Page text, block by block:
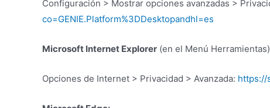
Configuración > Mostrar opciones avanzadas >
co=GENIE.Platform%3DDesktopandhl=es
Microsoft Internet Explorer (en el Menú
Opciones de Internet > Privacidad > Avanzada: https://